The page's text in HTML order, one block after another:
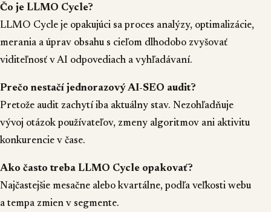
Čo je LLMO Cycle?
LLMO Cycle je opakujúci sa proces analýzy, optimalizácie,
merania a úprav obsahu s cieľom dlhodobo zvyšovať
viditeľnosť v AI odpovediach a vyhľadávaní.
Prečo nestačí jednorazový AI-SEO audit?
Pretože audit zachytí iba aktuálny stav. Nezohľadňuje
vývoj otázok používateľov, zmeny algoritmov ani aktivitu
konkurencie v čase.
Ako často treba LLMO Cycle opakovať?
Najčastejšie mesačne alebo kvartálne, podľa veľkosti webu
a tempa zmien v segmente.